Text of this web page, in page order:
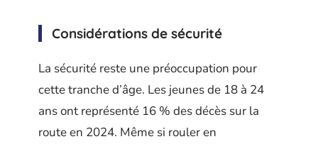
Considérations de sécurité
La sécurité reste une préoccupation pour
cette tranche d’âge. Les jeunes de 18 à 24
ans ont représenté 16 % des décès sur la
route en 2024. Même si rouler en